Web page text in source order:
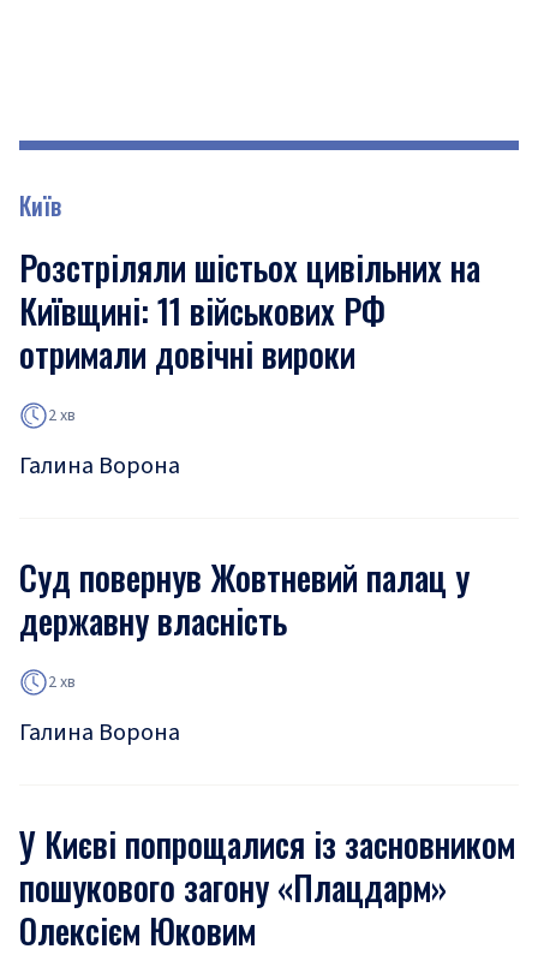
Київ
Розстріляли шістьох цивільних на
Київщині: 11 військових РФ
отримали довічні вироки
2 хв
Галина Ворона
Суд повернув Жовтневий палац у
державну власність
2 хв
Галина Ворона
У Києві попрощалися із засновником
пошукового загону «Плацдарм»
Олексієм Юковим